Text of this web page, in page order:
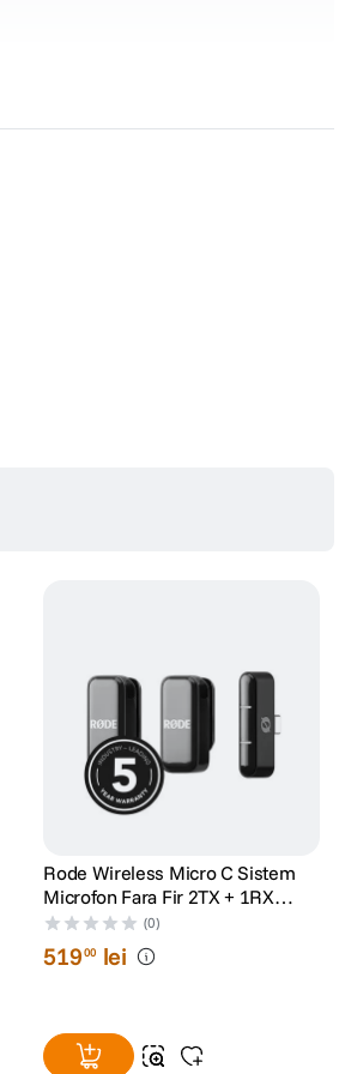
Rode Wireless Micro C Sistem
Microfon Fara Fir 2TX + 1RX
Negru USB-C
(0)
51900 lei